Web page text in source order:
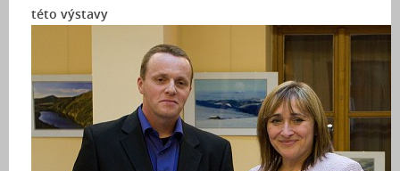
této výstavy